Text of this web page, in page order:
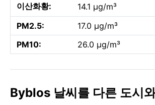
이산화황:
14.1 µg/m³
PM2.5:
17.0 µg/m³
PM10:
26.0 µg/m³
Byblos 날씨를 다른 도시